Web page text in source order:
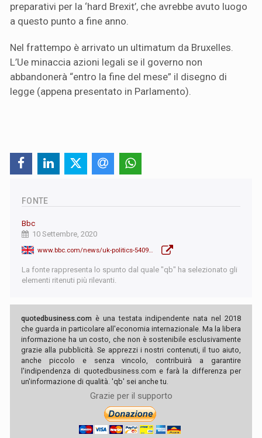
preparativi per la ‘hard Brexit’, che avrebbe avuto luogo
a questo punto a fine anno.
Nel frattempo è arrivato un ultimatum da Bruxelles.
L’Ue minaccia azioni legali se il governo non
abbandonerà “entro la fine del mese” il disegno di
legge (appena presentato in Parlamento).
FONTE
Bbc
10 Settembre, 2020
www.bbc.com/news/uk-politics-54097320
La fonte rappresenta lo spunto dal quale "qb" ha selezionato gli
elementi ritenuti più rilevanti.
quotedbusiness.com è una testata indipendente nata nel 2018
che guarda in particolare all'economia internazionale. Ma la libera
informazione ha un costo, che non è sostenibile esclusivamente
grazie alla pubblicità. Se apprezzi i nostri contenuti, il tuo aiuto,
anche piccolo e senza vincolo, contribuirà a garantire
l'indipendenza di quotedbusiness.com e farà la differenza per
un'informazione di qualità. 'qb' sei anche tu.
Grazie per il supporto